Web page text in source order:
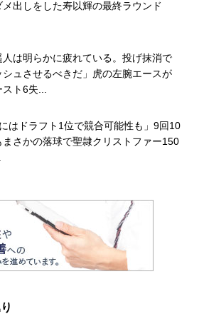
メ出しをした寿以輝の最終ラウンド
人は明らかに疲れている。投げ抹消で
シュさせるべきだ」虎の左腕エースが
ト6失...
にはドラフト1位で競合可能性も」9回10
まさかの落球で聖隷クリストファー150